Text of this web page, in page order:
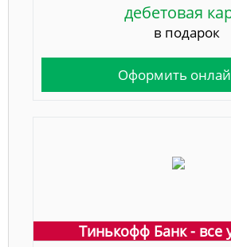
дебетовая
в подарок
Оформить
Тинькофф Банк - все